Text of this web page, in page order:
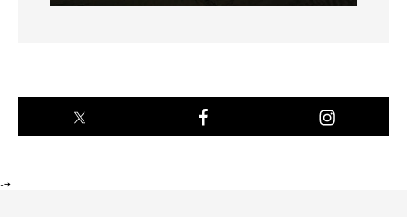
-->